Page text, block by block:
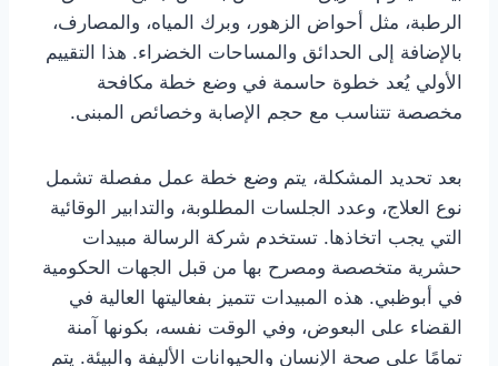
الرطبة، مثل أحواض الزهور، وبرك المياه، والمصارف،
بالإضافة إلى الحدائق والمساحات الخضراء. هذا التقييم
الأولي يُعد خطوة حاسمة في وضع خطة مكافحة
مخصصة تتناسب مع حجم الإصابة وخصائص المبنى.
بعد تحديد المشكلة، يتم وضع خطة عمل مفصلة تشمل
نوع العلاج، وعدد الجلسات المطلوبة، والتدابير الوقائية
التي يجب اتخاذها. تستخدم شركة الرسالة مبيدات
حشرية متخصصة ومصرح بها من قبل الجهات الحكومية
في أبوظبي. هذه المبيدات تتميز بفعاليتها العالية في
القضاء على البعوض، وفي الوقت نفسه، بكونها آمنة
تمامًا على صحة الإنسان والحيوانات الأليفة والبيئة. يتم